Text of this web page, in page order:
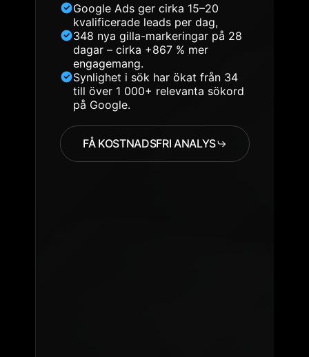
Google Ads ger cirka 15–20
kvalificerade leads per dag,
348 nya gilla-markeringar på 28
dagar – cirka +867 % mer
engagemang.
Synlighet i sök har ökat från 34
till över 1 000+ relevanta sökord
på Google.
FÅ KOSTNADSFRI ANALYS